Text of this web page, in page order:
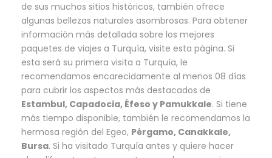
de sus muchos sitios históricos, también ofrece
algunas bellezas naturales asombrosas. Para obtener
información más detallada sobre los mejores
paquetes de viajes a Turquía, visite esta página. Si
esta será su primera visita a Turquía, le
recomendamos encarecidamente al menos 08 días
para cubrir los aspectos más destacados de
Estambul, Capadocia, Éfeso y Pamukkale. Si tiene
más tiempo disponible, también le recomendamos la
hermosa región del Egeo, Pérgamo, Canakkale,
Bursa. Si ha visitado Turquía antes y quiere hacer